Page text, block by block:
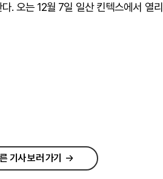
. 오는 12월 7일 일산 킨텍스에서 열
기사 보러 가기